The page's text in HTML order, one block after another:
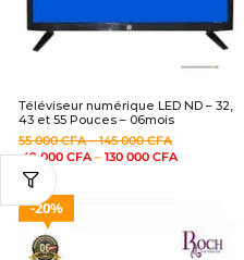
Téléviseur numérique LED ND – 32,
43 et 55 Pouces – 06mois
55 000CFA–145 000CFA
49 000 CFA– 130 000 CFA
20%